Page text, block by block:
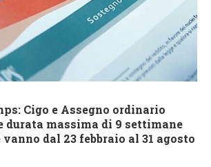
Cigo e Assegno ordinario
durata massima di 9 settimane
dal 23 febbraio al 31 agosto